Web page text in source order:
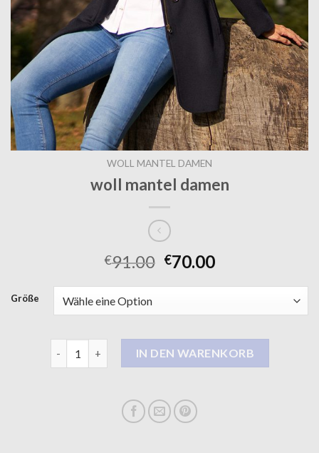
WOLL MANTEL DAMEN
woll mantel damen
€91.00 €70.00
Größe
woll mantel damen MengeIN DEN WARENKORB